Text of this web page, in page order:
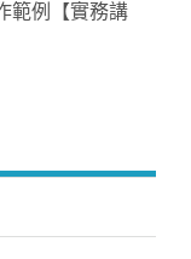
範例【實務講